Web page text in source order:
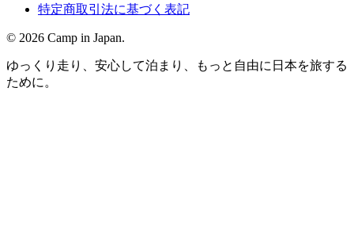
特定商取引法に基づく表記
© 2026 Camp in Japan.
ゆっくり走り、安心して泊まり、もっと自由に日本を旅する
ために。